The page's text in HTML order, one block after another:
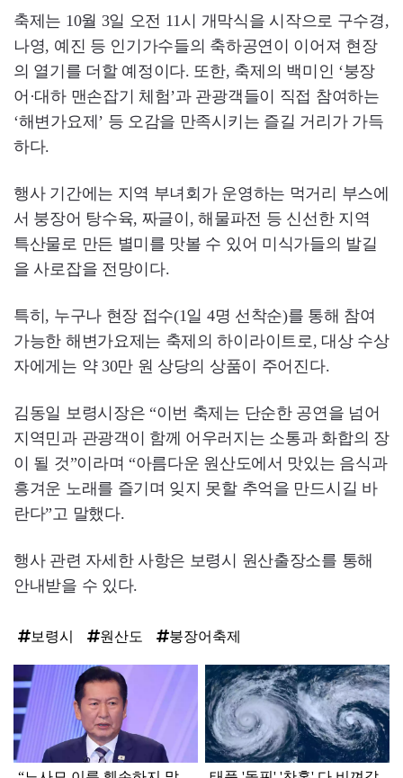
축제는 10월 3일 오전 11시 개막식을 시작으로 구수경,
나영, 예진 등 인기가수들의 축하공연이 이어져 현장
의 열기를 더할 예정이다. 또한, 축제의 백미인 ‘붕장
어·대하 맨손잡기 체험’과 관광객들이 직접 참여하는
‘해변가요제’ 등 오감을 만족시키는 즐길 거리가 가득
하다.
행사 기간에는 지역 부녀회가 운영하는 먹거리 부스에
서 붕장어 탕수육, 짜글이, 해물파전 등 신선한 지역
특산물로 만든 별미를 맛볼 수 있어 미식가들의 발길
을 사로잡을 전망이다.
특히, 누구나 현장 접수(1일 4명 선착순)를 통해 참여
가능한 해변가요제는 축제의 하이라이트로, 대상 수상
자에게는 약 30만 원 상당의 상품이 주어진다.
김동일 보령시장은 “이번 축제는 단순한 공연을 넘어
지역민과 관광객이 함께 어우러지는 소통과 화합의 장
이 될 것”이라며 “아름다운 원산도에서 맛있는 음식과
흥겨운 노래를 즐기며 잊지 못할 추억을 만드시길 바
란다”고 말했다.
행사 관련 자세한 사항은 보령시 원산출장소를 통해
안내받을 수 있다.
보령시 원산도 붕장어축제
탑
라
인